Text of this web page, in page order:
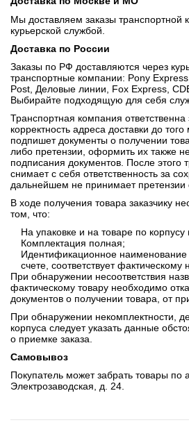
Мы доставляем заказы транспортной
курьерской службой.
Доставка по России
Заказы по РФ доставляются через
транспортные компании: Pony
Post, Деловые линии, Fox Express,
Выбирайте подходящую для себя
Транспортная компания ответственна
корректность адреса доставки до
подпишет документы о получении
либо претензии, оформить их также
подписания документов. После этого
снимает с себя ответственность за
дальнейшем не принимает претензии
В ходе получения товара заказчику
том, что:
На упаковке и на товаре по корпусу
Комплектация полная;
Идентификационное наименование
счете, соответствует фактическому
При обнаружении несоответствия
фактическому товару необходимо
документов о получении товара, от
При обнаружении некомплектности,
корпуса следует указать данные
о приемке заказа.
Самовывоз
Покупатель может забрать товары по
Электрозаводская, д. 24.